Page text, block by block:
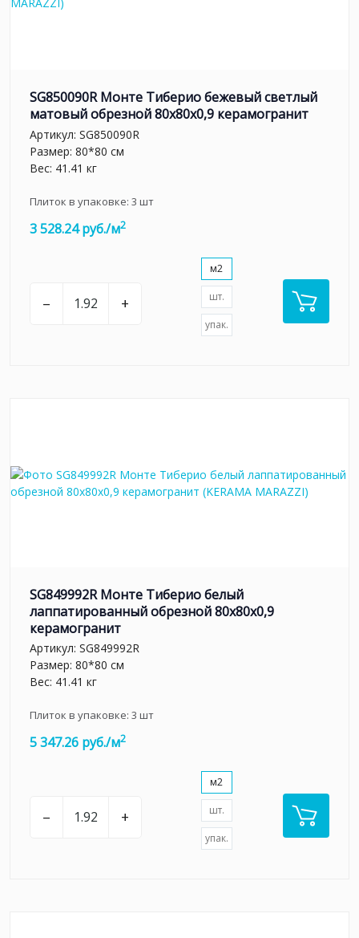
SG850090R Монте Тиберио бежевый светлый
матовый обрезной 80x80x0,9 керамогранит
Артикул: SG850090R
Размер: 80*80 см
Вес: 41.41 кг
Плиток в упаковке: 3 шт
3 528.24 руб./м2
– +
м2
шт.
упак.
SG849992R Монте Тиберио белый
лаппатированный обрезной 80x80x0,9
керамогранит
Артикул: SG849992R
Размер: 80*80 см
Вес: 41.41 кг
Плиток в упаковке: 3 шт
5 347.26 руб./м2
– +
м2
шт.
упак.